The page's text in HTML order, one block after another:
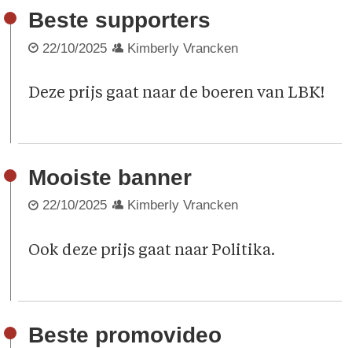
Beste supporters
22/10/2025 Kimberly Vrancken
Deze prijs gaat naar de boeren van LBK!
Mooiste banner
22/10/2025 Kimberly Vrancken
Ook deze prijs gaat naar Politika.
Beste promovideo